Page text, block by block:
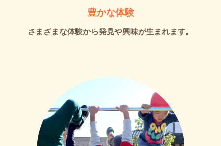
豊かな体験
さまざまな体験から発見や興味が生まれます。